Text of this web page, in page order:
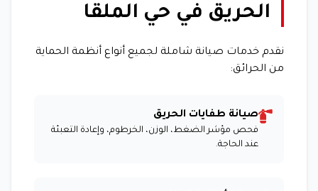
الحريق في حي الملقا
نقدم خدمات صيانة شاملة لجميع أنواع أنظمة الحماية
من الحرائق:
صيانة طفايات الحريق
فحص مؤشر الضغط، الوزن، الخرطوم، وإعادة التعبئة
عند الحاجة.